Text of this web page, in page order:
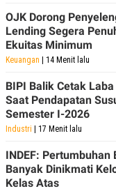
OJK Dorong
Lending Segera
Ekuitas Minimum
Keuangan | 14 Menit lalu
BIPI Balik Cetak
Saat Pendapatan
Semester I-2026
Industri | 17 Menit lalu
INDEF: Pertumbuhan
Banyak Dinikmati
Kelas Atas